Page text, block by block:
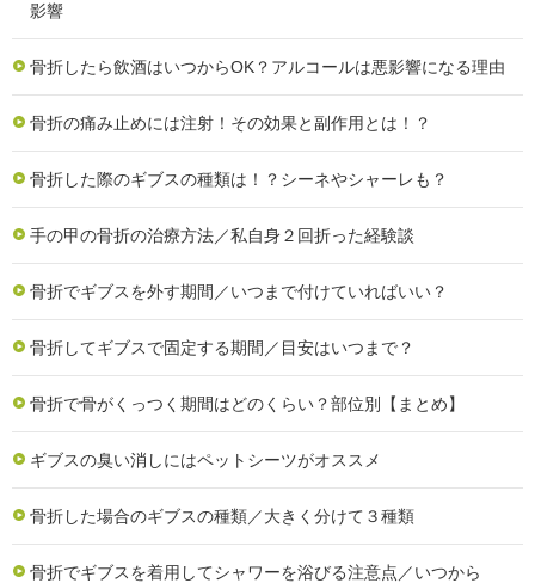
影響
骨折したら飲酒はいつからOK？アルコールは悪影響になる理由
骨折の痛み止めには注射！その効果と副作用とは！？
骨折した際のギブスの種類は！？シーネやシャーレも？
手の甲の骨折の治療方法／私自身２回折った経験談
骨折でギブスを外す期間／いつまで付けていればいい？
骨折してギブスで固定する期間／目安はいつまで？
骨折で骨がくっつく期間はどのくらい？部位別【まとめ】
ギブスの臭い消しにはペットシーツがオススメ
骨折した場合のギブスの種類／大きく分けて３種類
骨折でギブスを着用してシャワーを浴びる注意点／いつから